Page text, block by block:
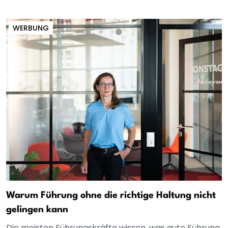
WERBUNG
Warum Führung ohne die richtige Haltung nicht
gelingen kann